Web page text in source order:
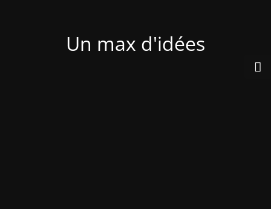
Un max d'idées